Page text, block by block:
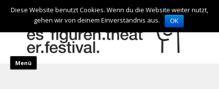
de en
Menü Zum Inhalt springen
Diese Website benutzt Cookies. Wenn du die Website weiter nutzt,
gehen wir von deinem Einverständnis aus.
OK